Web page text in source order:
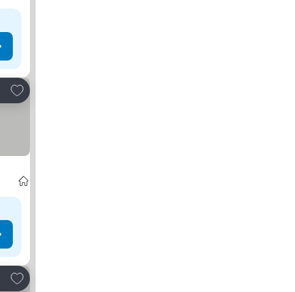
Ajouter à mes favoris
Ajouter à mes favoris